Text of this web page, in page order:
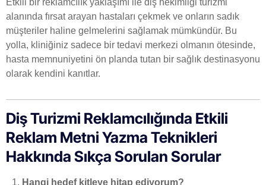
Etkili bir reklamcılık yaklaşımı ile diş hekimliği turizmi
alanında fırsat arayan hastaları çekmek ve onların sadık
müşteriler haline gelmelerini sağlamak mümkündür. Bu
yolla, kliniğiniz sadece bir tedavi merkezi olmanın ötesinde,
hasta memnuniyetini ön planda tutan bir sağlık destinasyonu
olarak kendini kanıtlar.
Diş Turizmi Reklamcılığında Etkili
Reklam Metni Yazma Teknikleri
Hakkında Sıkça Sorulan Sorular
Hangi hedef kitleye hitap ediyorum?